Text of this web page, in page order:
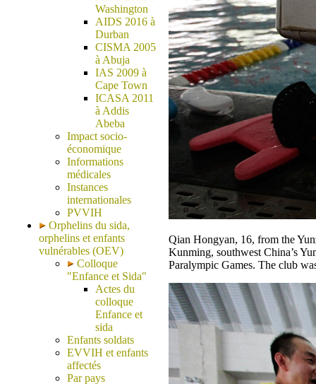
Washington
AIDS 2016 à
Durban
CISMA 2005
à Abuja
IAS 2009 à
Cape Town
ICASA 2011
à Addis
Abeba
Impact socio-
économique
Informations
médicales
Instances
internationales
PVVIH
Orphelins du sida,
orphelins et enfants
vulnérables (OEV)
Colloque
"Enfance et Sida"
Actes du
colloque
Enfance et
sida
Enfants soldats
EVVIH et enfants
affectés
Par pays
Qian Hongyan, 16, from the
Kunming, southwest China’s
Paralympic Games. The club